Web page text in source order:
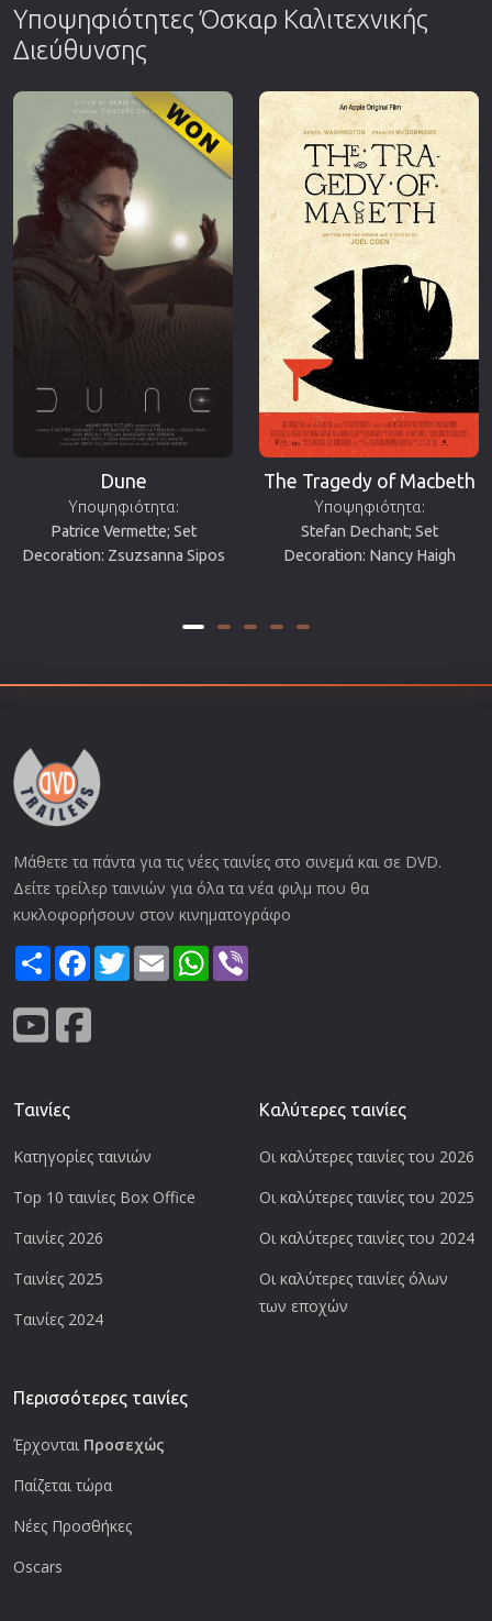
Υποψηφιότητες Όσκαρ Καλιτεχνικής
Διεύθυνσης
Dune
Υποψηφιότητα:
Patrice Vermette; Set
Decoration: Zsuzsanna Sipos
The Tragedy of Macbeth
Υποψηφιότητα:
Stefan Dechant; Set
Decoration: Nancy Haigh
Μάθετε τα πάντα για τις νέες ταινίες στο σινεμά και σε DVD.
Δείτε τρείλερ ταινιών για όλα τα νέα φιλμ που θα
κυκλοφορήσουν στον κινηματογράφο
ShareFacebook
TwitterEmail WhatsApp
Ταινίες
Κατηγορίες ταινιών
Top 10 ταινίες Box Office
Ταινίες 2026
Ταινίες 2025
Ταινίες 2024
Καλύτερες ταινίες
Οι καλύτερες ταινίες του 2026
Οι καλύτερες ταινίες του 2025
Οι καλύτερες ταινίες του 2024
Οι καλύτερες ταινίες όλων
των εποχών
Περισσότερες ταινίες
Έρχονται Προσεχώς
Παίζεται τώρα
Νέες Προσθήκες
Oscars